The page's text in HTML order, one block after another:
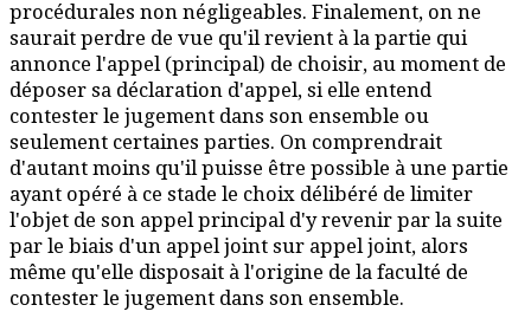
procédurales non négligeables. Finalement, on ne
saurait perdre de vue qu'il revient à la partie qui
annonce l'appel (principal) de choisir, au moment de
déposer sa déclaration d'appel, si elle entend
contester le jugement dans son ensemble ou
seulement certaines parties. On comprendrait
d'autant moins qu'il puisse être possible à une partie
ayant opéré à ce stade le choix délibéré de limiter
l'objet de son appel principal d'y revenir par la suite
par le biais d'un appel joint sur appel joint, alors
même qu'elle disposait à l'origine de la faculté de
contester le jugement dans son ensemble.